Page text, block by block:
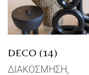
DECO (14)
ΔΙΑΚΟΣΜΗΣΗ